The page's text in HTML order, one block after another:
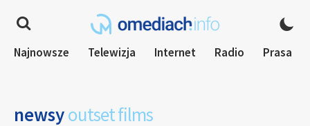
Najnowsze Telewizja Internet Radio Prasa
newsyoutset films